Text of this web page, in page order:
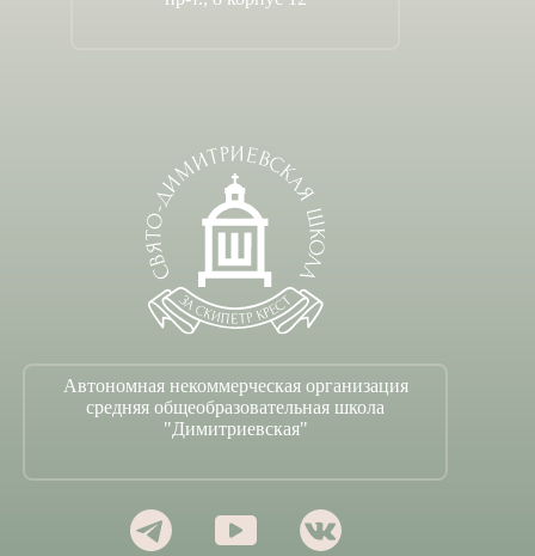
Автономная некоммерческая организация
средняя общеобразовательная школа
"Димитриевская"